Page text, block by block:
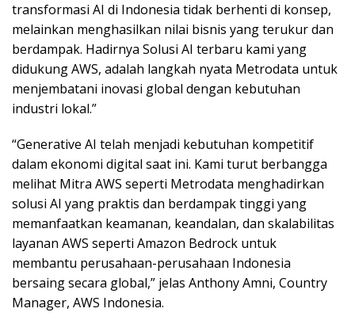
transformasi AI di Indonesia tidak berhenti di konsep,
melainkan menghasilkan nilai bisnis yang terukur dan
berdampak. Hadirnya Solusi AI terbaru kami yang
didukung AWS, adalah langkah nyata Metrodata untuk
menjembatani inovasi global dengan kebutuhan
industri lokal.”
“Generative AI telah menjadi kebutuhan kompetitif
dalam ekonomi digital saat ini. Kami turut berbangga
melihat Mitra AWS seperti Metrodata menghadirkan
solusi AI yang praktis dan berdampak tinggi yang
memanfaatkan keamanan, keandalan, dan skalabilitas
layanan AWS seperti Amazon Bedrock untuk
membantu perusahaan-perusahaan Indonesia
bersaing secara global,” jelas Anthony Amni, Country
Manager, AWS Indonesia.